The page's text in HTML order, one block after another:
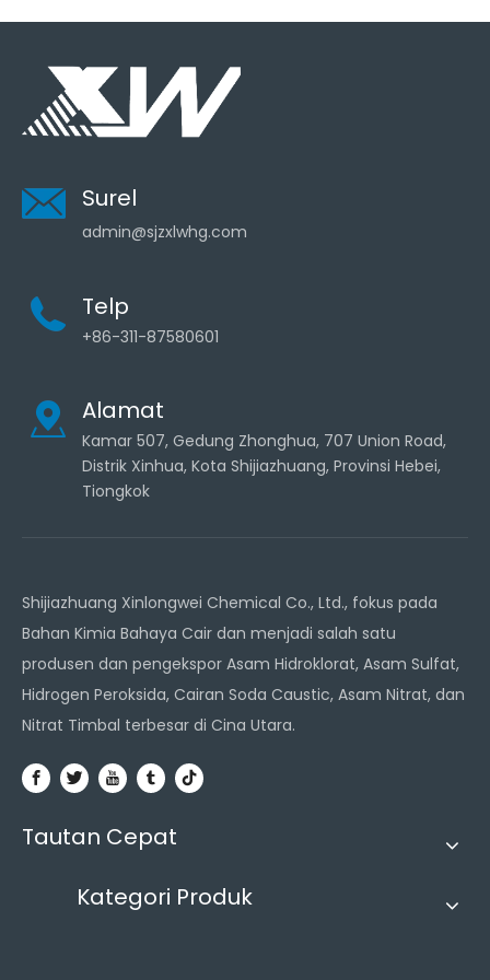
Surel
admin@sjzxlwhg.com
Telp
+86-311-87580601
Alamat
Kamar 507, Gedung Zhonghua, 707 Union Road,
Distrik Xinhua, Kota Shijiazhuang, Provinsi Hebei,
Tiongkok
Shijiazhuang Xinlongwei Chemical Co., Ltd., fokus pada
Bahan Kimia Bahaya Cair dan menjadi salah satu
produsen dan pengekspor Asam Hidroklorat, Asam Sulfat,
Hidrogen Peroksida, Cairan Soda Caustic, Asam Nitrat, dan
Nitrat Timbal terbesar di Cina Utara.
Tautan Cepat
Kategori Produk